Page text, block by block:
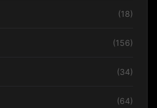
(18)
(156)
(34)
(64)